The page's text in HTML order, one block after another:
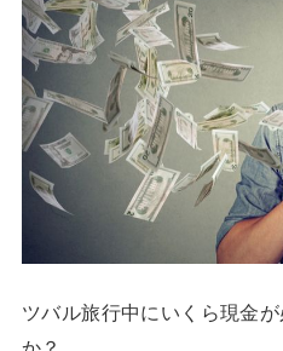
ツバル旅行中にいくら現金